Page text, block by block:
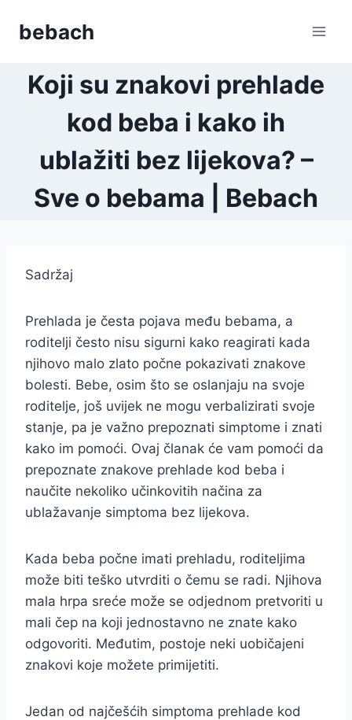
bebach
Koji su znakovi prehlade
kod beba i kako ih
ublažiti bez lijekova? –
Sve o bebama | Bebach
Sadržaj
Prehlada je česta pojava među bebama, a
roditelji često nisu sigurni kako reagirati kada
njihovo malo zlato počne pokazivati znakove
bolesti. Bebe, osim što se oslanjaju na svoje
roditelje, još uvijek ne mogu verbalizirati svoje
stanje, pa je važno prepoznati simptome i znati
kako im pomoći. Ovaj članak će vam pomoći da
prepoznate znakove prehlade kod beba i
naučite nekoliko učinkovitih načina za
ublažavanje simptoma bez lijekova.
Kada beba počne imati prehladu, roditeljima
može biti teško utvrditi o čemu se radi. Njihova
mala hrpa sreće može se odjednom pretvoriti u
mali čep na koji jednostavno ne znate kako
odgovoriti. Međutim, postoje neki uobičajeni
znakovi koje možete primijetiti.
Jedan od najčešćih simptoma prehlade kod